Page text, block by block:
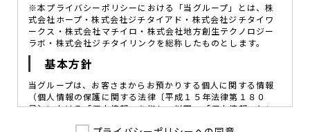
※本プライバシーポリシーにおける「当グループ」とは、株
式会社ホープ・株式会社ジチタイアド・株式会社ジチタイワ
ークス・株式会社マチイロ・株式会社地方創生テクノロジー
ラボ・株式会社ジチタイリンクを総称したものとします。
基本方針
当グループは、お客さまからお預かりする個人に関する情報
（個人情報の保護に関する法律〔平成１５年法律第１８０
号〕における「個人情報」を指し、以下、「個人情報」とい